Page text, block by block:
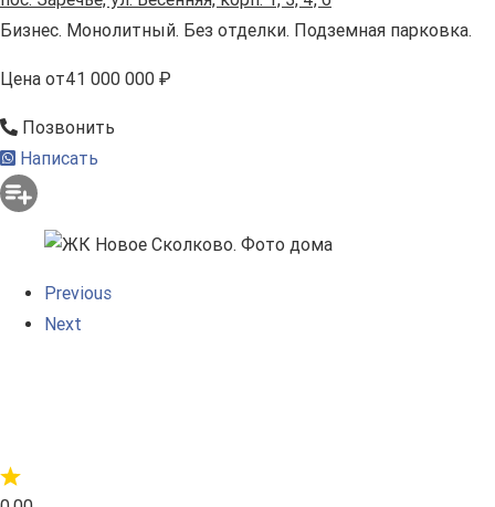
Бизнес. Монолитный. Без отделки. Подземная парковка.
Цена от41 000 000 ₽
Позвонить
Написать
Previous
Next